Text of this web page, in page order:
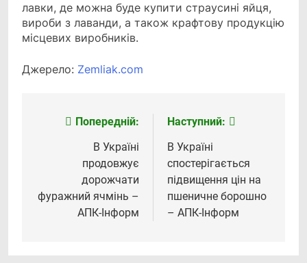
лавки, де можна буде купи­ти страусині яйця,
вироби з лаванди, а також крафтову продукцію
місцевих ви­робників.
Джерело: Zemliak.com
НавігаціяПопередній:
В Україні
продовжує
дорожчати
фуражний ячмінь –
АПК-Інформ
Наступний:
В Україні
спостерігається
підвищення цін на
пшеничне борошно
– АПК-Інформ